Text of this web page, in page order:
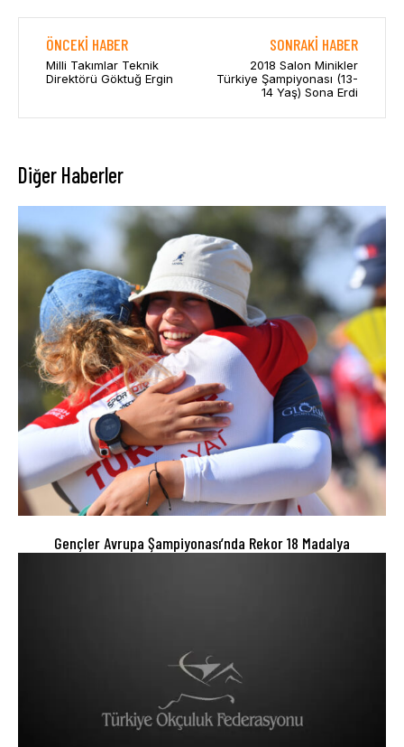
ÖNCEKI HABER
Milli Takımlar Teknik
Direktörü Göktuğ Ergin
SONRAKI HABER
2018 Salon Minikler
Türkiye Şampiyonası (13-
14 Yaş) Sona Erdi
Diğer Haberler
Gençler Avrupa Şampiyonası’nda Rekor 18 Madalya